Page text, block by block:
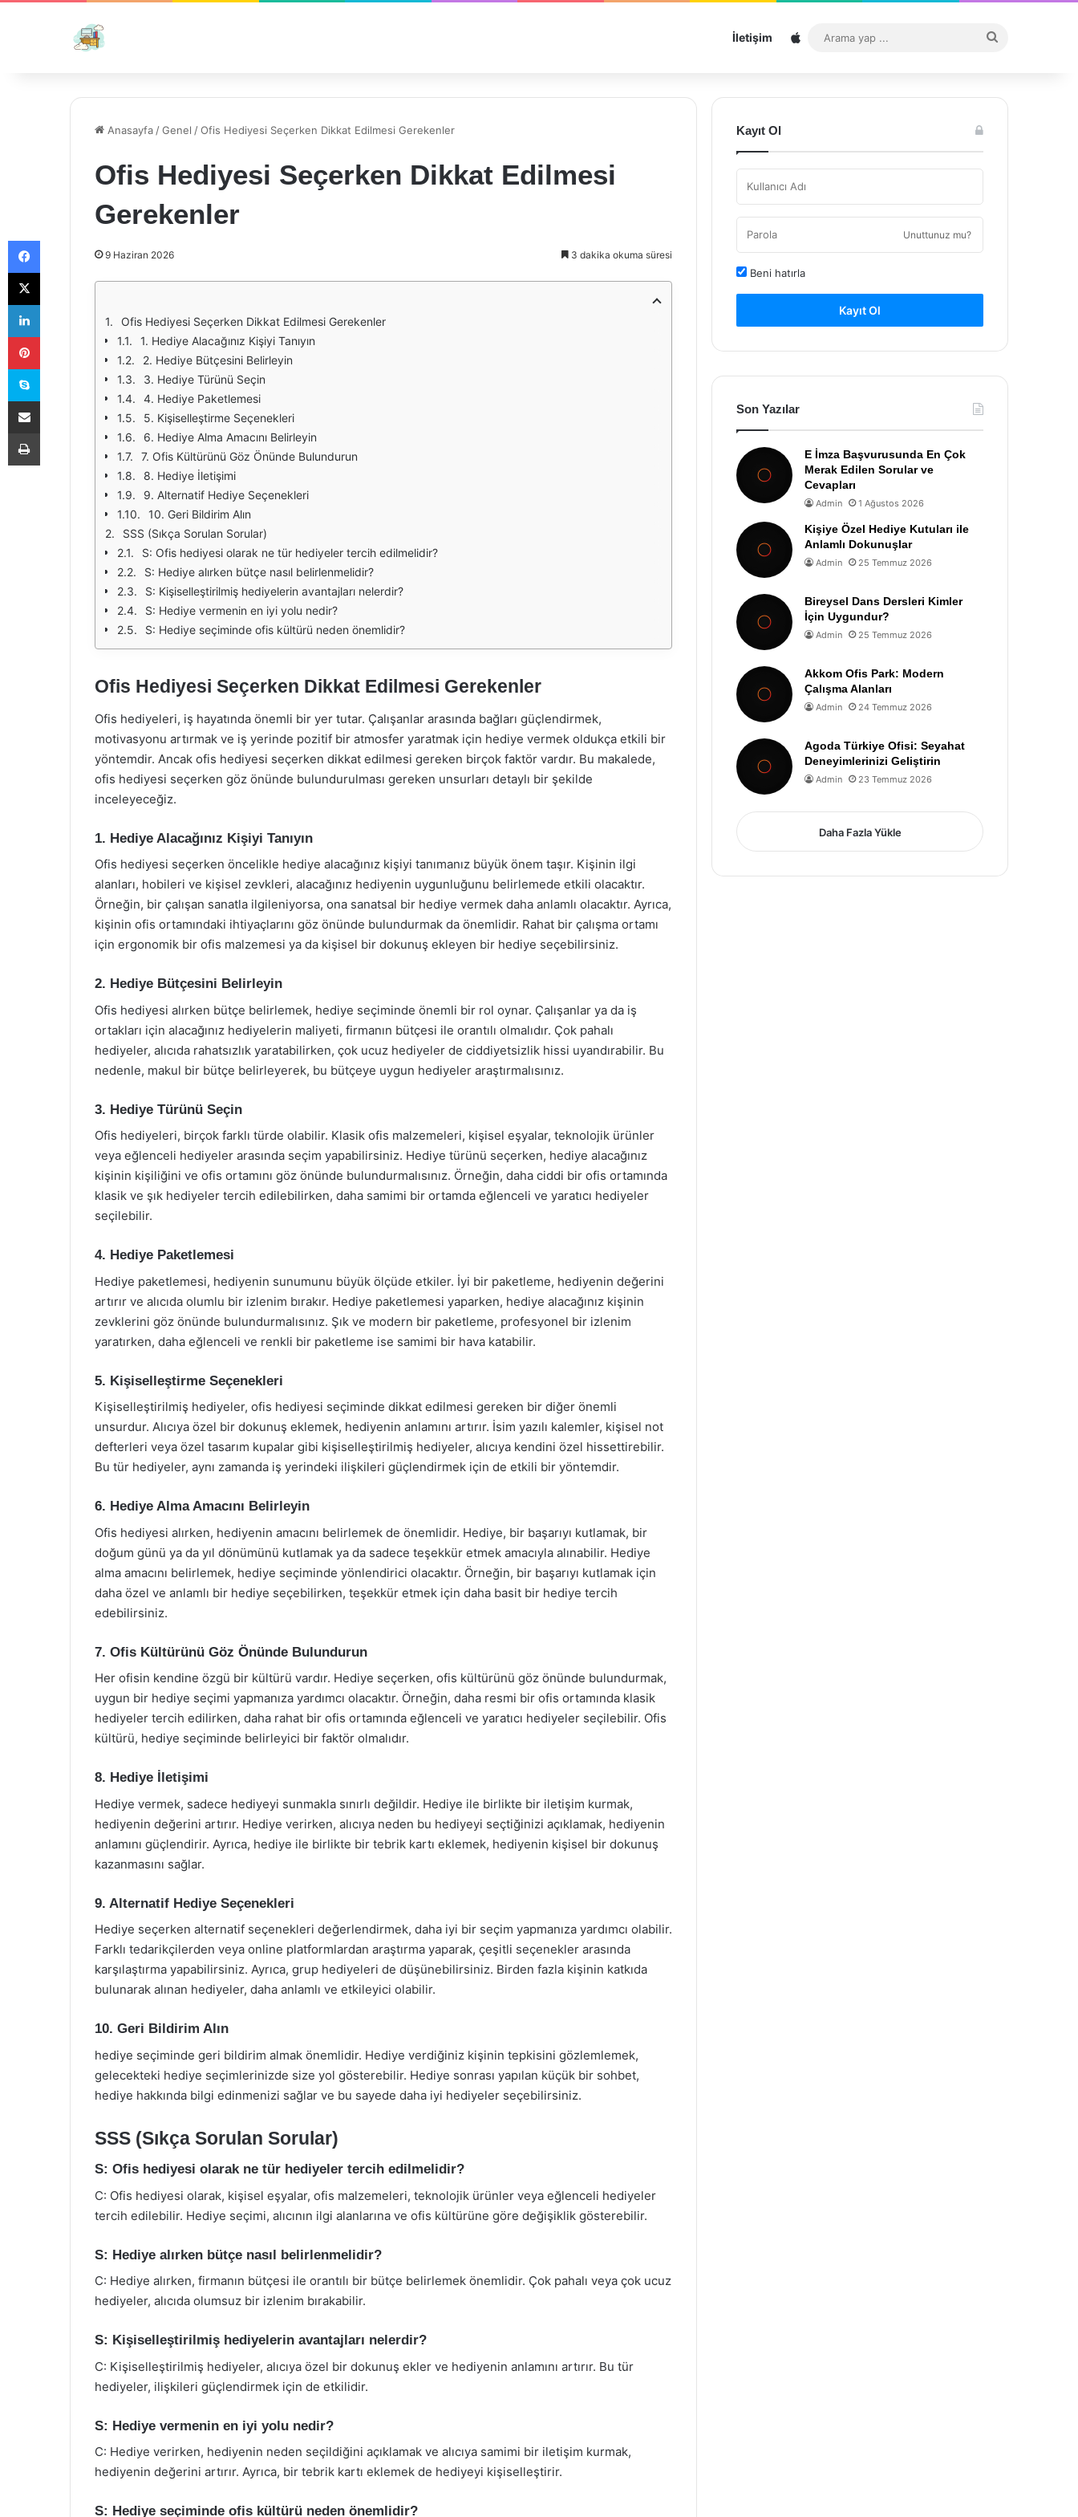
İletişim Sitemap
...
Anasayfa /Genel /Ofis Hediyesi Seçerken Dikkat Edilmesi Gerekenler
Ofis Hediyesi Seçerken Dikkat Edilmesi
Gerekenler
9 Haziran 2026 3 dakika okuma süresi
Ofis Hediyesi Seçerken Dikkat Edilmesi Gerekenler
1. Hediye Alacağınız Kişiyi Tanıyın
2. Hediye Bütçesini Belirleyin
3. Hediye Türünü Seçin
4. Hediye Paketlemesi
5. Kişiselleştirme Seçenekleri
6. Hediye Alma Amacını Belirleyin
7. Ofis Kültürünü Göz Önünde Bulundurun
8. Hediye İletişimi
9. Alternatif Hediye Seçenekleri
10. Geri Bildirim Alın
SSS (Sıkça Sorulan Sorular)
S: Ofis hediyesi olarak ne tür hediyeler tercih edilmelidir?
S: Hediye alırken bütçe nasıl belirlenmelidir?
S: Kişiselleştirilmiş hediyelerin avantajları nelerdir?
S: Hediye vermenin en iyi yolu nedir?
S: Hediye seçiminde ofis kültürü neden önemlidir?
Ofis Hediyesi Seçerken Dikkat Edilmesi Gerekenler
Ofis hediyeleri, iş hayatında önemli bir yer tutar. Çalışanlar arasında bağları güçlendirmek,
motivasyonu artırmak ve iş yerinde pozitif bir atmosfer yaratmak için hediye vermek oldukça etkili bir
yöntemdir. Ancak ofis hediyesi seçerken dikkat edilmesi gereken birçok faktör vardır. Bu makalede,
ofis hediyesi seçerken göz önünde bulundurulması gereken unsurları detaylı bir şekilde
inceleyeceğiz.
1. Hediye Alacağınız Kişiyi Tanıyın
Ofis hediyesi seçerken öncelikle hediye alacağınız kişiyi tanımanız büyük önem taşır. Kişinin ilgi
alanları, hobileri ve kişisel zevkleri, alacağınız hediyenin uygunluğunu belirlemede etkili olacaktır.
Örneğin, bir çalışan sanatla ilgileniyorsa, ona sanatsal bir hediye vermek daha anlamlı olacaktır. Ayrıca,
kişinin ofis ortamındaki ihtiyaçlarını göz önünde bulundurmak da önemlidir. Rahat bir çalışma ortamı
için ergonomik bir ofis malzemesi ya da kişisel bir dokunuş ekleyen bir hediye seçebilirsiniz.
2. Hediye Bütçesini Belirleyin
Ofis hediyesi alırken bütçe belirlemek, hediye seçiminde önemli bir rol oynar. Çalışanlar ya da iş
ortakları için alacağınız hediyelerin maliyeti, firmanın bütçesi ile orantılı olmalıdır. Çok pahalı
hediyeler, alıcıda rahatsızlık yaratabilirken, çok ucuz hediyeler de ciddiyetsizlik hissi uyandırabilir. Bu
nedenle, makul bir bütçe belirleyerek, bu bütçeye uygun hediyeler araştırmalısınız.
3. Hediye Türünü Seçin
Ofis hediyeleri, birçok farklı türde olabilir. Klasik ofis malzemeleri, kişisel eşyalar, teknolojik ürünler
veya eğlenceli hediyeler arasında seçim yapabilirsiniz. Hediye türünü seçerken, hediye alacağınız
kişinin kişiliğini ve ofis ortamını göz önünde bulundurmalısınız. Örneğin, daha ciddi bir ofis ortamında
klasik ve şık hediyeler tercih edilebilirken, daha samimi bir ortamda eğlenceli ve yaratıcı hediyeler
seçilebilir.
4. Hediye Paketlemesi
Hediye paketlemesi, hediyenin sunumunu büyük ölçüde etkiler. İyi bir paketleme, hediyenin değerini
artırır ve alıcıda olumlu bir izlenim bırakır. Hediye paketlemesi yaparken, hediye alacağınız kişinin
zevklerini göz önünde bulundurmalısınız. Şık ve modern bir paketleme, profesyonel bir izlenim
yaratırken, daha eğlenceli ve renkli bir paketleme ise samimi bir hava katabilir.
5. Kişiselleştirme Seçenekleri
Kişiselleştirilmiş hediyeler, ofis hediyesi seçiminde dikkat edilmesi gereken bir diğer önemli
unsurdur. Alıcıya özel bir dokunuş eklemek, hediyenin anlamını artırır. İsim yazılı kalemler, kişisel not
defterleri veya özel tasarım kupalar gibi kişiselleştirilmiş hediyeler, alıcıya kendini özel hissettirebilir.
Bu tür hediyeler, aynı zamanda iş yerindeki ilişkileri güçlendirmek için de etkili bir yöntemdir.
6. Hediye Alma Amacını Belirleyin
Ofis hediyesi alırken, hediyenin amacını belirlemek de önemlidir. Hediye, bir başarıyı kutlamak, bir
doğum günü ya da yıl dönümünü kutlamak ya da sadece teşekkür etmek amacıyla alınabilir. Hediye
alma amacını belirlemek, hediye seçiminde yönlendirici olacaktır. Örneğin, bir başarıyı kutlamak için
daha özel ve anlamlı bir hediye seçebilirken, teşekkür etmek için daha basit bir hediye tercih
edebilirsiniz.
7. Ofis Kültürünü Göz Önünde Bulundurun
Her ofisin kendine özgü bir kültürü vardır. Hediye seçerken, ofis kültürünü göz önünde bulundurmak,
uygun bir hediye seçimi yapmanıza yardımcı olacaktır. Örneğin, daha resmi bir ofis ortamında klasik
hediyeler tercih edilirken, daha rahat bir ofis ortamında eğlenceli ve yaratıcı hediyeler seçilebilir. Ofis
kültürü, hediye seçiminde belirleyici bir faktör olmalıdır.
8. Hediye İletişimi
Hediye vermek, sadece hediyeyi sunmakla sınırlı değildir. Hediye ile birlikte bir iletişim kurmak,
hediyenin değerini artırır. Hediye verirken, alıcıya neden bu hediyeyi seçtiğinizi açıklamak, hediyenin
anlamını güçlendirir. Ayrıca, hediye ile birlikte bir tebrik kartı eklemek, hediyenin kişisel bir dokunuş
kazanmasını sağlar.
9. Alternatif Hediye Seçenekleri
Hediye seçerken alternatif seçenekleri değerlendirmek, daha iyi bir seçim yapmanıza yardımcı olabilir.
Farklı tedarikçilerden veya online platformlardan araştırma yaparak, çeşitli seçenekler arasında
karşılaştırma yapabilirsiniz. Ayrıca, grup hediyeleri de düşünebilirsiniz. Birden fazla kişinin katkıda
bulunarak alınan hediyeler, daha anlamlı ve etkileyici olabilir.
10. Geri Bildirim Alın
hediye seçiminde geri bildirim almak önemlidir. Hediye verdiğiniz kişinin tepkisini gözlemlemek,
gelecekteki hediye seçimlerinizde size yol gösterebilir. Hediye sonrası yapılan küçük bir sohbet,
hediye hakkında bilgi edinmenizi sağlar ve bu sayede daha iyi hediyeler seçebilirsiniz.
SSS (Sıkça Sorulan Sorular)
S: Ofis hediyesi olarak ne tür hediyeler tercih edilmelidir?
C: Ofis hediyesi olarak, kişisel eşyalar, ofis malzemeleri, teknolojik ürünler veya eğlenceli hediyeler
tercih edilebilir. Hediye seçimi, alıcının ilgi alanlarına ve ofis kültürüne göre değişiklik gösterebilir.
S: Hediye alırken bütçe nasıl belirlenmelidir?
C: Hediye alırken, firmanın bütçesi ile orantılı bir bütçe belirlemek önemlidir. Çok pahalı veya çok ucuz
hediyeler, alıcıda olumsuz bir izlenim bırakabilir.
S: Kişiselleştirilmiş hediyelerin avantajları nelerdir?
C: Kişiselleştirilmiş hediyeler, alıcıya özel bir dokunuş ekler ve hediyenin anlamını artırır. Bu tür
hediyeler, ilişkileri güçlendirmek için de etkilidir.
S: Hediye vermenin en iyi yolu nedir?
C: Hediye verirken, hediyenin neden seçildiğini açıklamak ve alıcıya samimi bir iletişim kurmak,
hediyenin değerini artırır. Ayrıca, bir tebrik kartı eklemek de hediyeyi kişiselleştirir.
S: Hediye seçiminde ofis kültürü neden önemlidir?
Kayıt Ol
Unuttunuz mu?
Beni hatırla
Kayıt Ol
Son Yazılar
E İmza Başvurusunda En Çok
Merak Edilen Sorular ve
Cevapları
Admin 1 Ağustos 2026
Kişiye Özel Hediye Kutuları ile
Anlamlı Dokunuşlar
Admin 25 Temmuz 2026
Bireysel Dans Dersleri Kimler
İçin Uygundur?
Admin 25 Temmuz 2026
Akkom Ofis Park: Modern
Çalışma Alanları
Admin 24 Temmuz 2026
Agoda Türkiye Ofisi: Seyahat
Deneyimlerinizi Geliştirin
Admin 23 Temmuz 2026
Daha Fazla Yükle
Facebook
X
LinkedIn
Pinterest
Skype
E-Posta ile paylaş